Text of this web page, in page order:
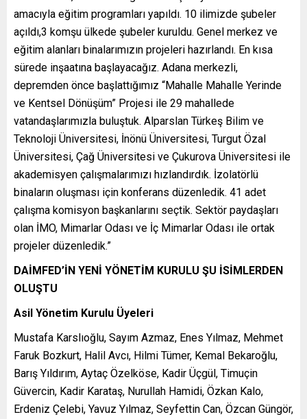
amacıyla eğitim programları yapıldı. 10 ilimizde şubeler
açıldı,3 komşu ülkede şubeler kuruldu. Genel merkez ve
eğitim alanları binalarımızın projeleri hazırlandı. En kısa
sürede inşaatına başlayacağız. Adana merkezli,
depremden önce başlattığımız “Mahalle Mahalle Yerinde
ve Kentsel Dönüşüm” Projesi ile 29 mahallede
vatandaşlarımızla buluştuk. Alparslan Türkeş Bilim ve
Teknoloji Üniversitesi, İnönü Üniversitesi, Turgut Özal
Üniversitesi, Çağ Üniversitesi ve Çukurova Üniversitesi ile
akademisyen çalışmalarımızı hızlandırdık. İzolatörlü
binaların oluşması için konferans düzenledik. 41 adet
çalışma komisyon başkanlarını seçtik. Sektör paydaşları
olan İMO, Mimarlar Odası ve İç Mimarlar Odası ile ortak
projeler düzenledik.”
DAİMFED’İN YENİ YÖNETİM KURULU ŞU İSİMLERDEN
OLUŞTU
Asil Yönetim Kurulu Üyeleri
Mustafa Karslıoğlu, Sayım Azmaz, Enes Yılmaz, Mehmet
Faruk Bozkurt, Halil Avcı, Hilmi Tümer, Kemal Bekaroğlu,
Barış Yıldırım, Aytaç Özelköse, Kadir Üçgül, Timuçin
Güvercin, Kadir Karataş, Nurullah Hamidi, Özkan Kalo,
Erdeniz Çelebi, Yavuz Yılmaz, Seyfettin Can, Özcan Güngör,